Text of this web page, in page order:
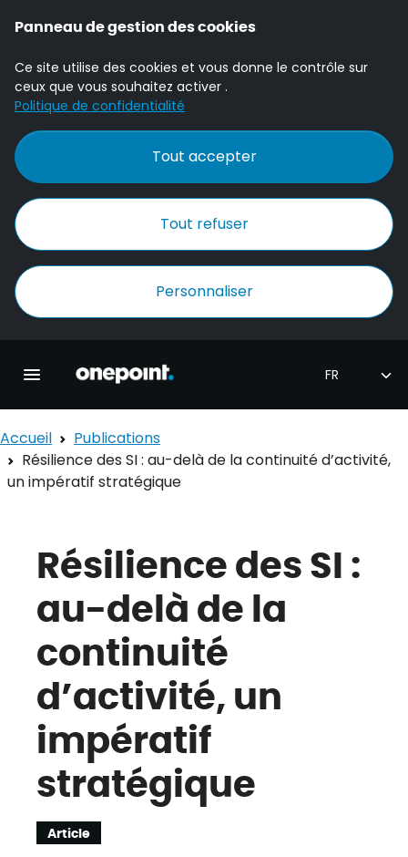
Panneau de gestion des cookies
Ce site utilise des cookies et vous donne le contrôle sur
ceux que vous souhaitez activer .
Politique de confidentialité
Tout accepter
Tout refuser
Personnaliser
Accueil Onepoint
Accueil
Publications
Résilience des SI : au-delà de la continuité d’activité,
un impératif stratégique
Résilience des SI :
au-delà de la
continuité
d’activité, un
impératif
stratégique
Article